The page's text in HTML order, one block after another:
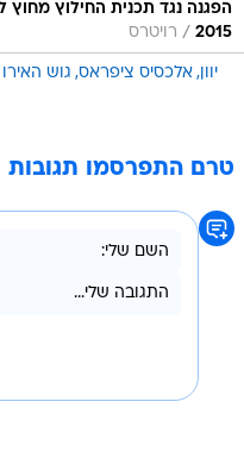
2015
/ רויטרס
יוון אלכסיס ציפראס גוש האירו
טרם התפרסמו תגובות